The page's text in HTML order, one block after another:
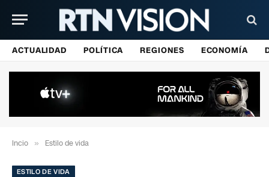
ACTUALIDAD POLÍTICA REGIONES ECONOMÍA
Incio » Estilo de vida
ESTILO DE VIDA